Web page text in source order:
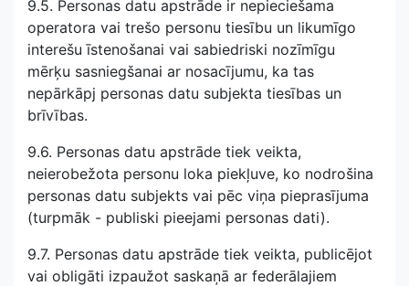
9.5. Personas datu apstrāde ir nepieciešama
operatora vai trešo personu tiesību un likumīgo
interešu īstenošanai vai sabiedriski nozīmīgu
mērķu sasniegšanai ar nosacījumu, ka tas
nepārkāpj personas datu subjekta tiesības un
brīvības.
9.6. Personas datu apstrāde tiek veikta,
neierobežota personu loka piekļuve, ko nodrošina
personas datu subjekts vai pēc viņa pieprasījuma
(turpmāk - publiski pieejami personas dati).
9.7. Personas datu apstrāde tiek veikta, publicējot
vai obligāti izpaužot saskaņā ar federālajiem